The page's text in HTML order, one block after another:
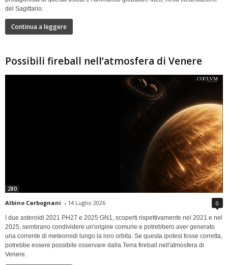
del Sagittario.
Continua a leggere
Possibili fireball nell’atmosfera di Venere
280
Albino Carbognani - 14 Luglio 2026 0
I due asteroidi 2021 PH27 e 2025 GN1, scoperti rispettivamente nel 2021 e nel
2025, sembrano condividere un'origine comune e potrebbero aver generato
una corrente di meteoroidi lungo la loro orbita. Se questa ipotesi fosse corretta,
potrebbe essere possibile osservare dalla Terra fireball nell'atmosfera di
Venere.